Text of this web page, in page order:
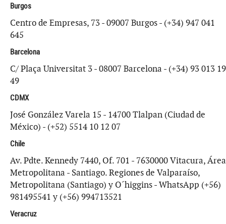
Burgos
Centro de Empresas, 73 - 09007 Burgos - (+34) 947 041
645
Barcelona
C/ Plaça Universitat 3 - 08007 Barcelona - (+34) 93 013 19
49
CDMX
José González Varela 15 - 14700 Tlalpan (Ciudad de
México) - (+52) 5514 10 12 07
Chile
Av. Pdte. Kennedy 7440, Of. 701 - 7630000 Vitacura, Área
Metropolitana - Santiago. Regiones de Valparaíso,
Metropolitana (Santiago) y O´higgins - WhatsApp (+56)
981495541 y (+56) 994713521
Veracruz